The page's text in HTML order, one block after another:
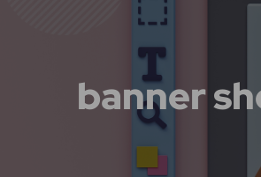
banner